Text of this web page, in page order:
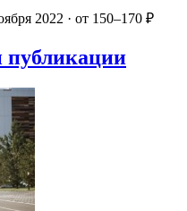
2022 · от 150–170 ₽
публикации